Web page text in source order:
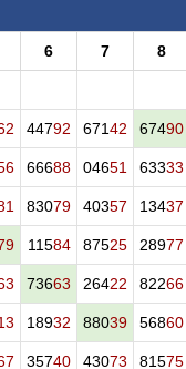
6 7 8
44792 67142 67490
66688 04651 63333
83079 40357 13437
11584 87525 28977
73663 26422 82266
18932 88039 56860
35740 43073 81575